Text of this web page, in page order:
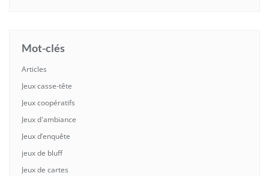
Mot-clés
Articles
Jeux casse-tête
Jeux coopératifs
Jeux d'ambiance
Jeux d’enquête
jeux de bluff
Jeux de cartes